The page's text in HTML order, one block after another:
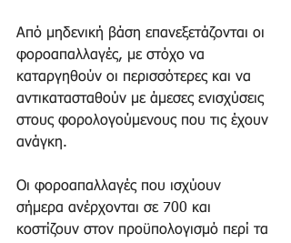
Από μηδενική βάση επανεξετάζονται οι
φοροαπαλλαγές, με στόχο να
καταργηθούν οι περισσότερες και να
αντικατασταθούν με άμεσες ενισχύσεις
στους φορολογούμενους που τις έχουν
ανάγκη.
Οι φοροαπαλλαγές που ισχύουν
σήμερα ανέρχονται σε 700 και
κοστίζουν στον προϋπολογισμό περί τα